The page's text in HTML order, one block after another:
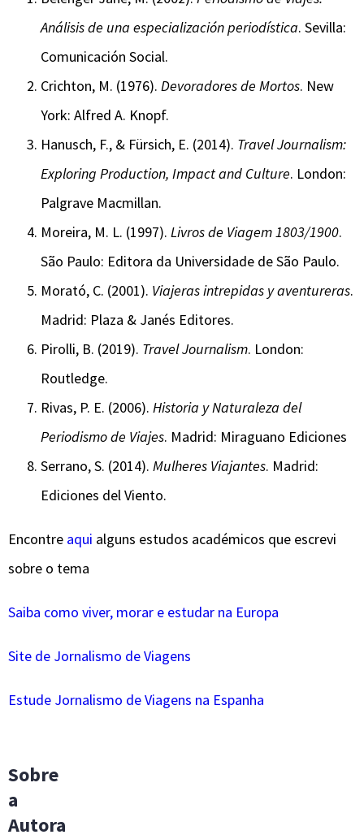
Análisis de una especialización periodística. Sevilla:
Comunicación Social.
Crichton, M. (1976). Devoradores de Mortos. New
York: Alfred A. Knopf.
Hanusch, F., & Fürsich, E. (2014). Travel Journalism:
Exploring Production, Impact and Culture. London:
Palgrave Macmillan.
Moreira, M. L. (1997). Livros de Viagem 1803/1900.
São Paulo: Editora da Universidade de São Paulo.
Morató, C. (2001). Viajeras intrepidas y aventureras.
Madrid: Plaza & Janés Editores.
Pirolli, B. (2019). Travel Journalism. London:
Routledge.
Rivas, P. E. (2006). Historia y Naturaleza del
Periodismo de Viajes. Madrid: Miraguano Ediciones
Serrano, S. (2014). Mulheres Viajantes. Madrid:
Ediciones del Viento.
Encontre aqui alguns estudos académicos que escrevi
sobre o tema
Saiba como viver, morar e estudar na Europa
Site de Jornalismo de Viagens
Estude Jornalismo de Viagens na Espanha
Sobre
a
Autora